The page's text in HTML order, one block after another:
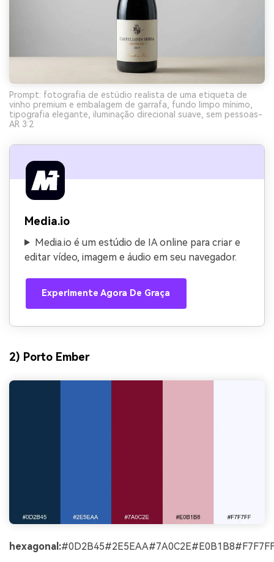
Prompt: fotografia de estúdio realista de uma etiqueta de
vinho premium e embalagem de garrafa, fundo limpo mínimo,
tipografia elegante, iluminação direcional suave, sem pessoas-
AR 3:2
Media.io
Media.io é um estúdio de IA online para criar e
editar vídeo, imagem e áudio em seu navegador.
Experimente Agora De Graça
2) Porto Ember
hexagonal: